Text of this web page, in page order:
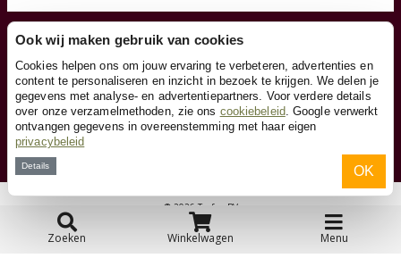
Zoeken Winkelwagen Menu
Toyfan BV
Knikkerbaanshop.be
Waterwinweg 9
7572 PD Oldenzaal
Tel. 0031-541-228000
Facebook
Instagram
© 2026 Toyfan BV
Disclaimer
Ook wij maken gebruik van cookies
Cookies helpen ons om jouw ervaring te verbeteren, advertenties en
content te personaliseren en inzicht in bezoek te krijgen. We delen je
gegevens met analyse- en advertentiepartners. Voor verdere details
over onze verzamelmethoden, zie ons cookiebeleid. Google verwerkt
ontvangen gegevens in overeenstemming met haar eigen
privacybeleid
Details OK